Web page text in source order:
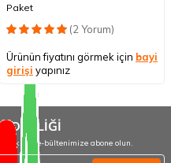
Paket
(2 Yorum)
Ürünün fiyatını görmek için bayi
girişi yapınız
için e-bültenimize abone olun.